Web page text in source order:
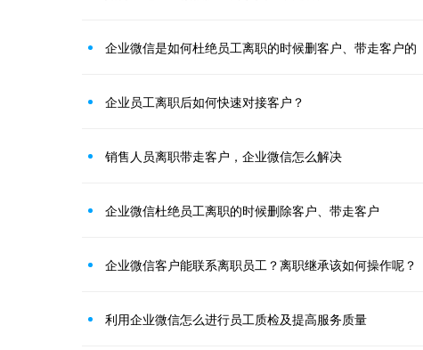
企业微信是如何杜绝员工离职的时候删客户、带走客户的
企业员工离职后如何快速对接客户？
销售人员离职带走客户，企业微信怎么解决
企业微信杜绝员工离职的时候删除客户、带走客户
企业微信客户能联系离职员工？离职继承该如何操作呢？
利用企业微信怎么进行员工质检及提高服务质量